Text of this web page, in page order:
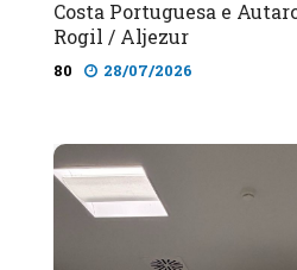
Costa Portuguesa e
Rogil / Aljezur
80 28/07/2026